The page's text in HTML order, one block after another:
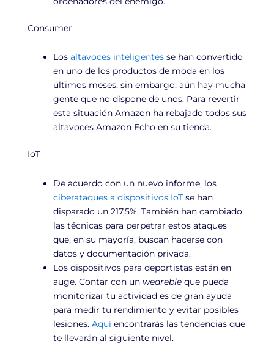
Consumer
Los altavoces inteligentesse han convertido
en uno de los productos de moda en los
últimos meses, sin embargo, aún hay mucha
gente que no dispone de unos. Para revertir
esta situación Amazon ha rebajado todos sus
altavoces Amazon Echo en su tienda.
IoT
De acuerdo con un nuevo informe, los
ciberataques a dispositivos IoTse han
disparado un 217,5%. También han cambiado
las técnicas para perpetrar estos ataques
que, en su mayoría, buscan hacerse con
datos y documentación privada.
Los dispositivos para deportistas están en
auge. Contar con un wearebleque pueda
monitorizar tu actividad es de gran ayuda
para medir tu rendimiento y evitar posibles
lesiones. Aquíencontrarás las tendencias que
te llevarán al siguiente nivel.